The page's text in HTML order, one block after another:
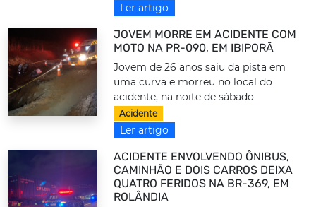
Ler artigo
JOVEM MORRE EM ACIDENTE COM
MOTO NA PR-090, EM IBIPORÃ
Jovem de 26 anos saiu da pista em
uma curva e morreu no local do
acidente, na noite de sábado
Acidente
Ler artigo
ACIDENTE ENVOLVENDO ÔNIBUS,
CAMINHÃO E DOIS CARROS DEIXA
QUATRO FERIDOS NA BR-369, EM
ROLÂNDIA